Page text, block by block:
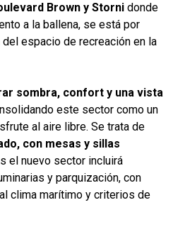
Brown y Storni donde
a la ballena, se está por
espacio de recreación en la
sombra, confort y una vista
este sector como un
al aire libre. Se trata de
con mesas y sillas
el nuevo sector incluirá
y parquización, con
clima marítimo y criterios de